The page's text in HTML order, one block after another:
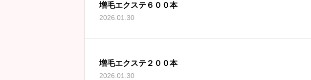
増毛エクステ６００本
2026.01.30
増毛エクステ２００本
2026.01.30